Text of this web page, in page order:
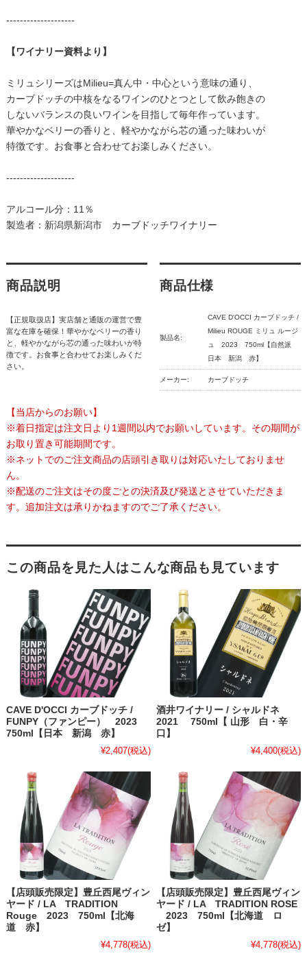
--------------------
【ワイナリー資料より】
ミリュシリーズはMilieu=真ん中・中心という意味の通り、
カーブドッチの中核をなるワインのひとつとして飲み飽きの
しないバランスの良いワインを目指して毎年作っています。
華やかなベリーの香りと、軽やかながら芯の通った味わいが
特徴です。お食事と合わせてお楽しみください。
--------------------
アルコール分：11％
製造者：新潟県新潟市 カーブドッチワイナリー
商品説明
【正規取扱店】実店舗と通販の運営で豊
富な在庫を確保！華やかなベリーの香り
と、軽やかながら芯の通った味わいが特
徴です。お食事と合わせてお楽しみくだ
さい。
商品仕様
製品名:
CAVE D'OCCI カーブドッチ /
Milieu ROUGE ミリュ ルージ
ュ 2023 750ml【自然派
日本 新潟 赤】
メーカー: カーブドッチ
【当店からのお願い】
※着日指定は注文日より1週間以内でお願いしています。その期間が
お取り置き可能期間です。
※ネットでのご注文商品の店頭引き取りは対応いたしておりませ
ん。
※配送のご注文はその度ごとの決済及び発送とさせていただきま
す。追加注文は承りかねますのでご了承ください。
この商品を見た人はこんな商品も見ています
CAVE D'OCCI カーブドッチ /
FUNPY（ファンピー） 2023
750ml【日本 新潟 赤】
¥2,407(税込)
酒井ワイナリー / シャルドネ
2021 750ml【 山形 白・辛
口】
¥4,400(税込)
【店頭販売限定】豊丘西尾ヴィン
ヤード / LA TRADITION
Rouge 2023 750ml【北海
道 赤】
¥4,778(税込)
【店頭販売限定】豊丘西尾ヴィン
ヤード / LA TRADITION ROSE
2023 750ml【北海道 ロ
ゼ】
¥4,778(税込)